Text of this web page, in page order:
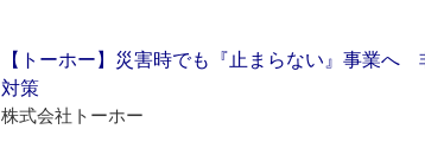
【トーホー】災害時でも『止まらない』事業へ
対策
株式会社トーホー